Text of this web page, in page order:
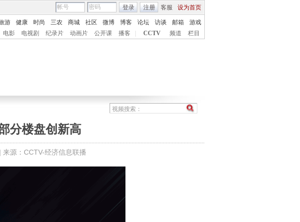
客服 设为首页
登录 注册
游 健康 时尚 三农 商城 社区 微博 博客 论坛 访谈 邮箱
游戏
电影 电视剧 纪录片 动画片 公开课 播客 CCTV 频道 栏目
分楼盘创新高
| 来源：CCTV-经济信息联播